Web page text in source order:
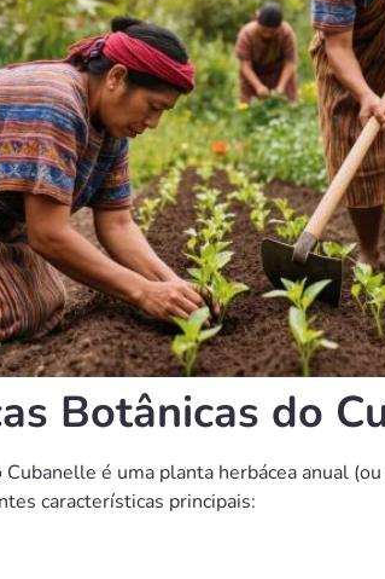
Botânicas do
é uma planta herbácea anual
características principais: